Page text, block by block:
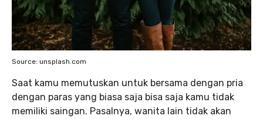
Source: unsplash.com
Saat kamu memutuskan untuk bersama dengan pria
dengan paras yang biasa saja bisa saja kamu tidak
memiliki saingan. Pasalnya, wanita lain tidak akan